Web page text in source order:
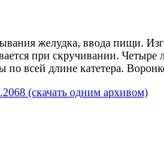
желудка, ввода пищи.
при скручивании.
всей длине катетера.
(скачать одним архивом)